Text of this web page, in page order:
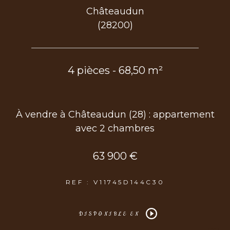
Châteaudun
(28200)
4 pièces - 68,50 m²
À vendre à Châteaudun (28) : appartement
avec 2 chambres
63 900 €
REF : V11745D144C30
DISPONIBLE EN